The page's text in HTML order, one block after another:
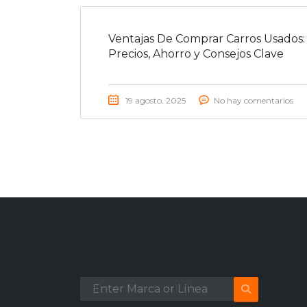
Ventajas De Comprar Carros Usados:
Precios, Ahorro y Consejos Clave
19 agosto, 2025 No hay comentarios